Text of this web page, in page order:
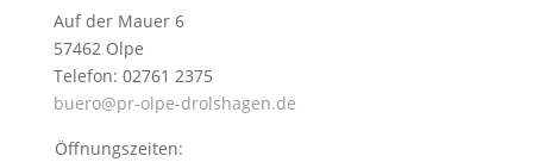
Auf der Mauer 6
57462 Olpe
Telefon: 02761 2375
buero@pr-olpe-drolshagen.de
Öffnungszeiten: